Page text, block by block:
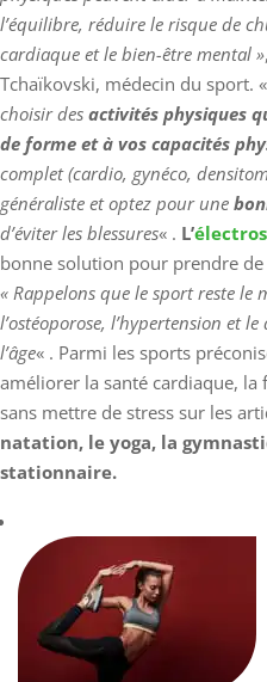
l’équilibre, réduire le risque de
cardiaque et le bien-être mental »
Tchaïkovski, médecin du sport. «
choisir des activités physiques
de forme et à vos capacités
complet (cardio, gynéco,
généraliste et optez pour une
d’éviter les blessures« . L’
bonne solution pour prendre
« Rappelons que le sport reste
l’ostéoporose, l’hypertension et
l’âge« . Parmi les sports
améliorer la santé cardiaque,
sans mettre de stress sur les
natation, le yoga, la
stationnaire.